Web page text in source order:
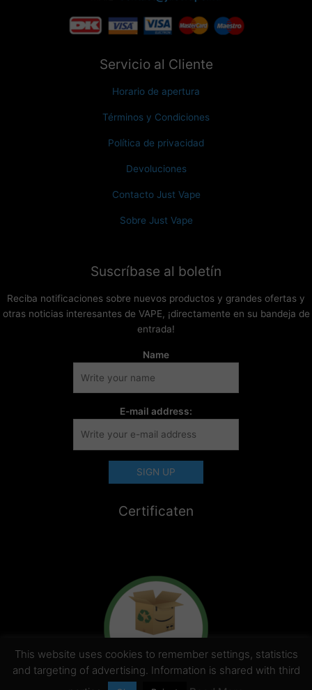
Servicio al Cliente
Horario de apertura
Términos y Condiciones
Política de privacidad
Devoluciones
Contacto Just Vape
Sobre Just Vape
Suscríbase al boletín
Reciba notificaciones sobre nuevos productos y grandes ofertas y
otras noticias interesantes de VAPE, ¡directamente en su bandeja de
entrada!
Name
E-mail address:
Certificaten
This website uses cookies to remember settings, statistics
and targeting of advertising. Information is shared with third